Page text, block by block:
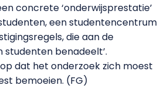
concrete ‘onderwijsprestatie’
een studentencentrum
die aan de
benadeelt’.
dat het onderzoek zich moest
bemoeien. (FG)